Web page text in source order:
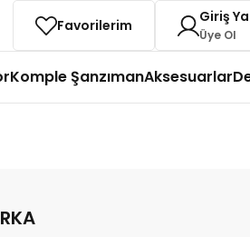
Favorilerim Giriş
Üye Ol
Komple ŞanzımanAksesuarlar